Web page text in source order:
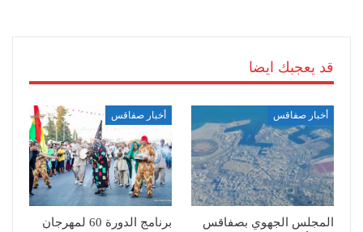
قد يعجبك ايضا
أخبار صفاقس
المجلس الجهوي بصفاقس
أخبار صفاقس
برنامج الدورة 60 لمهرجان